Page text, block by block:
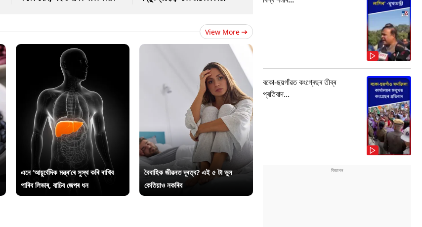
View More
এনে ‘আয়ুৰ্বেদিক মন্ত্ৰ’ৰে সুস্থ কৰি ৰাখিব
পাৰিব লিভাৰ, বাচিব জেপৰ ধন
বৈবাহিক জীৱনত দূৰত্ব? এই ৫ টা ভুল
কেতিয়াও নকৰিব
বকো-ছয়গাঁৱত কংগ্ৰেছৰ তীব্ৰ
প্ৰতিবাদ...